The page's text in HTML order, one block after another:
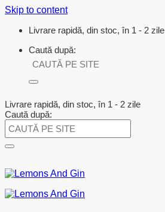
Skip to content
Livrare rapidă, din stoc, în 1 - 2 zile
Caută după:
Livrare rapidă, din stoc, în 1 - 2 zile
Caută după: